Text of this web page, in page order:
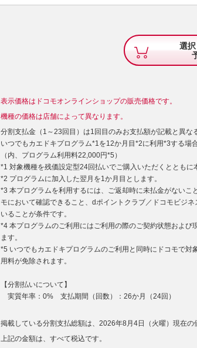
選
表示価格はドコモオンラインショップの販売価格です。
機種の価格は店舗によって異なります。
分割支払金（1～23回目）は1回目のみお支払額が記載と異な
いつでもカエドキプログラム*1を12か月目*2に利用*3する場
（内、プログラム利用料22,000円*5）
*1 対象機種を残価設定型24回払いでご購入いただくととも
*2 プログラムに加入した翌月を1か月目とします。
*3 本プログラムを利用するには、ご返却時に未払金がない
モにおいて確認できること、dポイントクラブ／ドコモビジ
いることが条件です。
*4 本プログラムのご利用にはご利用の際のご契約状態およ
ます。
*5 いつでもカエドキプログラムのご利用と同時にドコモで
用料が免除されます。
【分割払いについて】
実質年率：0% 支払期間（回数）：26か月（24回）
掲載している分割支払総額は、2026年8月4日（火曜）現在の
上記の金額は、すべて税込です。